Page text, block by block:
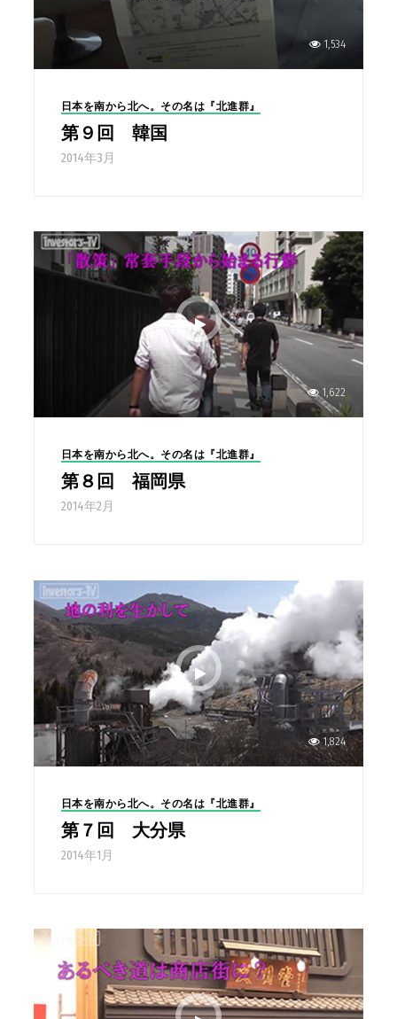
1,534
日本を南から北へ。その名は『北進群』
第９回 韓国
2014年3月
1,622
日本を南から北へ。その名は『北進群』
第８回 福岡県
2014年2月
1,824
日本を南から北へ。その名は『北進群』
第７回 大分県
2014年1月